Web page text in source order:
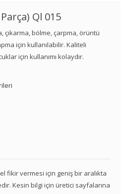
Ql 015
çıkarma, bölme, çarpma, örüntü
için kullanılabilir. Kaliteli
için kullanımı kolaydır.
fikir vermesi için geniş bir aralıkta
Kesin bilgi için üretici sayfalarına